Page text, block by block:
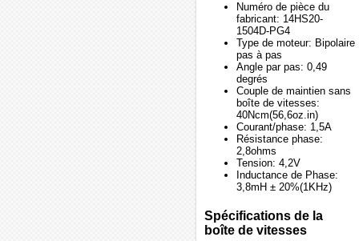
Numéro de pièce du
fabricant: 14HS20-
1504D-PG4
Type de moteur: Bipolaire
pas à pas
Angle par pas: 0,49
degrés
Couple de maintien sans
boîte de vitesses:
40Ncm(56,6oz.in)
Courant/phase: 1,5A
Résistance phase:
2,8ohms
Tension: 4,2V
Inductance de Phase:
3,8mH ± 20%(1KHz)
Spécifications de la
boîte de vitesses